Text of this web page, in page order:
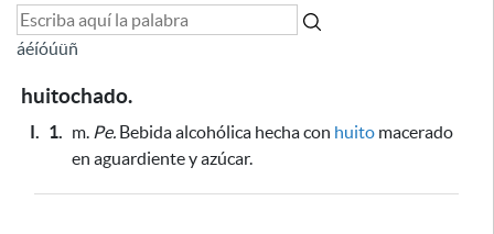
áéíóúüñ
huitochado.
I. 1. m. Pe. Bebida alcohólica hecha con huito macerado
en aguardiente y azúcar.